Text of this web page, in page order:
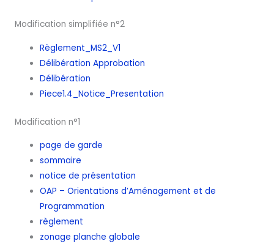
Modification simplifiée n°2
Règlement_MS2_V1
Délibération Approbation
Délibération
Piece1.4_Notice_Presentation
Modification n°1
page de garde
sommaire
notice de présentation
OAP – Orientations d’Aménagement et de
Programmation
règlement
zonage planche globale